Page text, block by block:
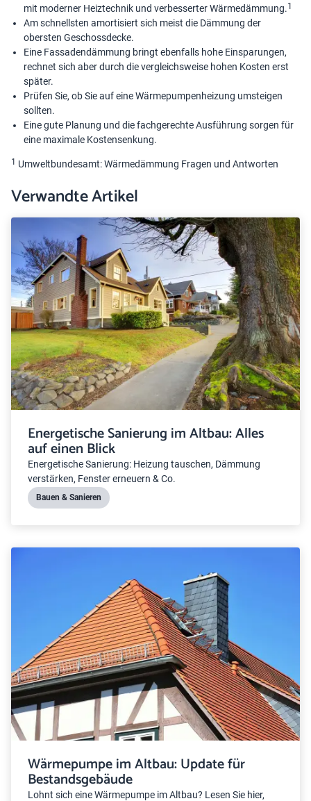
mit moderner Heiztechnik und verbesserter Wärmedämmung.1
Am schnellsten amortisiert sich meist die Dämmung der
obersten Geschossdecke.
Eine Fassadendämmung bringt ebenfalls hohe Einsparungen,
rechnet sich aber durch die vergleichsweise hohen Kosten erst
später.
Prüfen Sie, ob Sie auf eine Wärmepumpenheizung umsteigen
sollten.
Eine gute Planung und die fachgerechte Ausführung sorgen für
eine maximale Kostensenkung.
1 Umweltbundesamt: Wärmedämmung Fragen und Antworten
Verwandte Artikel
Energetische Sanierung im Altbau: Alles
auf einen Blick
Energetische Sanierung: Heizung tauschen, Dämmung
verstärken, Fenster erneuern & Co.
Bauen & Sanieren
Wärmepumpe im Altbau: Update für
Bestandsgebäude
Lohnt sich eine Wärmepumpe im Altbau? Lesen Sie hier,